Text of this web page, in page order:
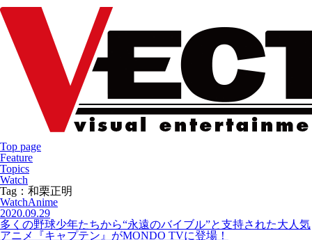
Top page
Feature
Topics
Watch
Tag：和栗正明
WatchAnime
2020.09.29
多くの野球少年たちから“永遠のバイブル”と支持された大人気
アニメ『キャプテン』がMONDO TVに登場！